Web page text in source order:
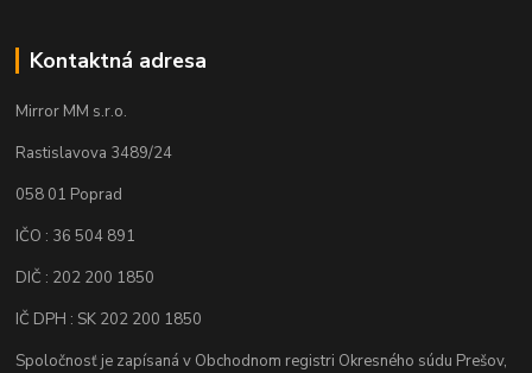
Kontaktná adresa
Mirror MM s.r.o.
Rastislavova 3489/24
058 01 Poprad
IČO : 36 504 891
DIČ : 202 200 1850
IČ DPH : SK 202 200 1850
Spoločnosť je zapísaná v Obchodnom registri Okresného súdu Prešov,